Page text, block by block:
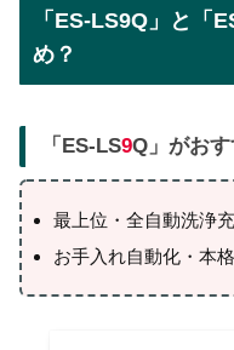
「ES-LS9Q」と「
め？
「ES-LS9Q」がお
最上位・全自動洗浄
お手入れ自動化・本